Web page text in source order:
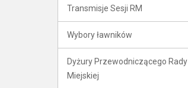
Transmisje Sesji RM
Wybory ławników
Dyżury Przewodniczącego Rady
Miejskiej